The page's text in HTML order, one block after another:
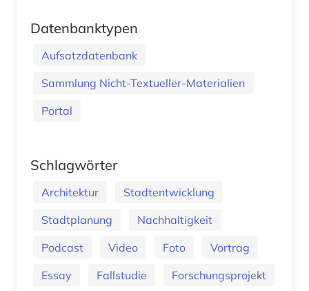
Datenbanktypen
Aufsatzdatenbank
Sammlung Nicht-Textueller-Materialien
Portal
Schlagwörter
Architektur
Stadtentwicklung
Stadtplanung
Nachhaltigkeit
Podcast
Video Foto
Vortrag
Essay
Fallstudie Forschungsprojekt